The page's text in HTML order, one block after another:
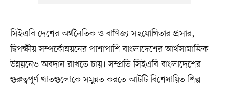
সিইএবি দেশের অর্থনৈতিক ও বাণিজ্য সহযোগিতার প্রসার,
দ্বিপক্ষীয় সম্পর্কোন্নয়নের পাশাপাশি বাংলাদেশের আর্থসামাজিক
উন্নয়নেও অবদান রাখতে চায়। সম্প্রতি সিইএবি বাংলাদেশের
গুরুত্বপূর্ণ খাতগুলোকে সমুন্নত করতে আটটি বিশেষায়িত শিল্প